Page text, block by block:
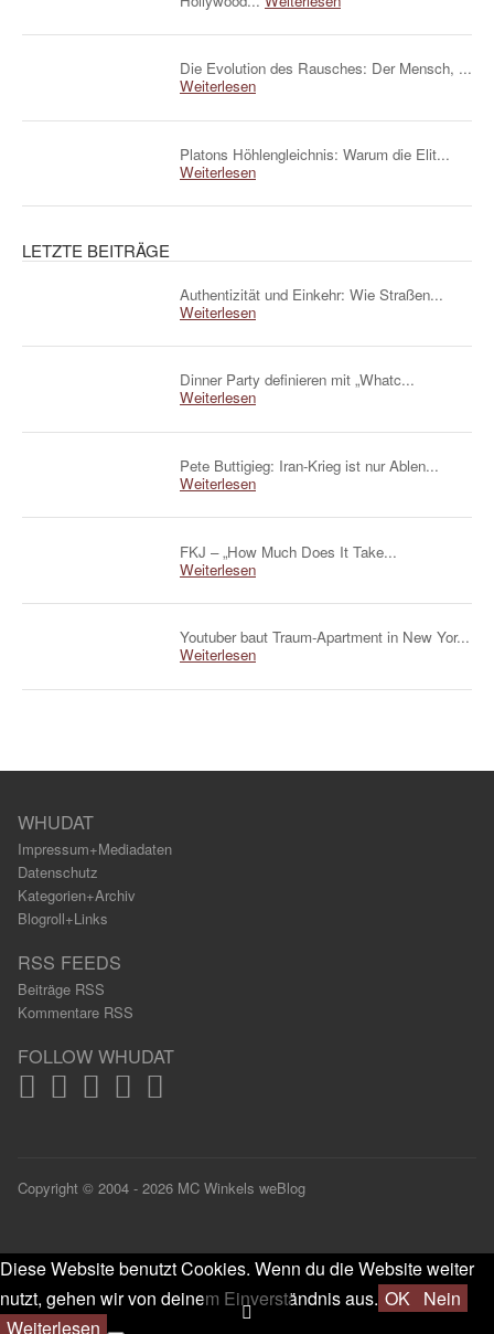
Die Evolution des Rausches: Der Mensch, ...
Weiterlesen
Platons Höhlengleichnis: Warum die Elit...
Weiterlesen
LETZTE BEITRÄGE
Authentizität und Einkehr: Wie Straßen...
Weiterlesen
Dinner Party definieren mit „Whatc...
Weiterlesen
Pete Buttigieg: Iran-Krieg ist nur Ablen...
Weiterlesen
FKJ – „How Much Does It Take...
Weiterlesen
Youtuber baut Traum-Apartment in New Yor...
Weiterlesen
WHUDAT
Impressum+Mediadaten
Datenschutz
Kategorien+Archiv
Blogroll+Links
RSS FEEDS
Beiträge RSS
Kommentare RSS
FOLLOW WHUDAT
Copyright © 2004 - 2026 MC Winkels weBlog
Diese Website benutzt Cookies. Wenn du die Website weiter
nutzt, gehen wir von deinem Einverständnis aus. OK Nein
Weiterlesen